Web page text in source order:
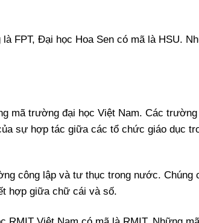
FPT, Đại học Hoa Sen có mã là HSU.
mã trường đại học Việt Nam. Các
sự hợp tác giữa các tổ chức giáo dục
công lập và tư thục trong nước. Chúng
hợp giữa chữ cái và số.